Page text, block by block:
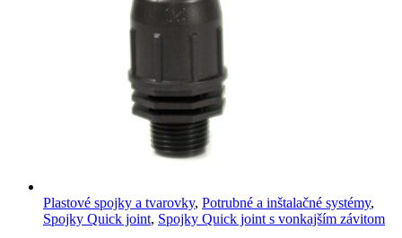
Plastové spojky a tvarovky, Potrubné a inštalačné systémy,
Spojky Quick joint, Spojky Quick joint s vonkajším závitom